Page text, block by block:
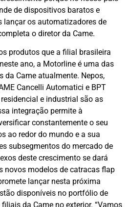
de dispositivos baratos e
lançar os automatizadores de
o diretor da Came.
produtos que a filial brasileira
ano, a Motorline é uma das
da Came atualmente. Nepos,
Cancelli Automatici e BPT
e industrial são as
integração permite à
constantemente o seu
ao redor do mundo e a sua
subsegmentos do mercado de
deste crescimento se dará
novos modelos de catracas flap
lançar nesta próxima
disponíveis no portfólio de
da Came no exterior. “Vamos